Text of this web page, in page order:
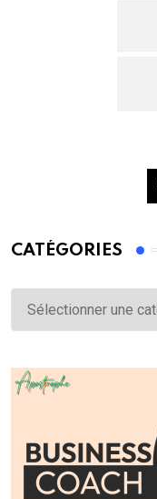
CATÉGORIES
Catégories